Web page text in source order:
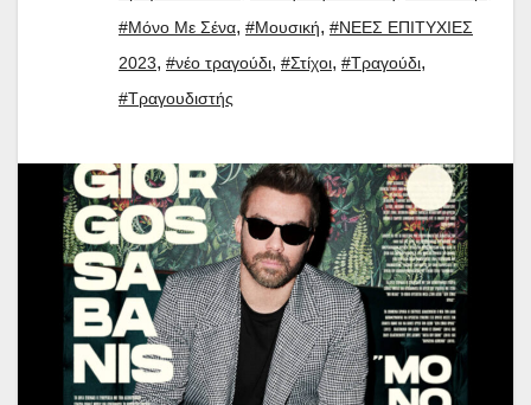
#Μόνο Με Σένα, #Μουσική, #ΝΕΕΣ ΕΠΙΤΥΧΙΕΣ
2023, #νέο τραγούδι, #Στίχοι, #Τραγούδι,
#Τραγουδιστής